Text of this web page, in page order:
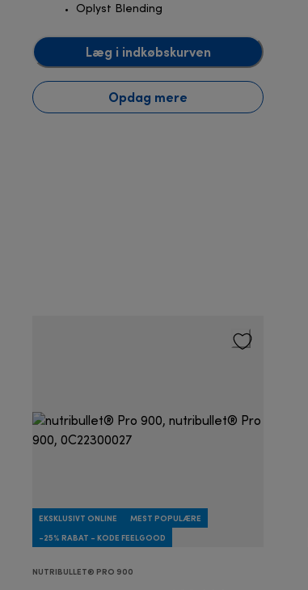
Oplyst Blending
Læg i indkøbskurven
Opdag mere
EKSKLUSIVT ONLINE
MEST POPULÆRE
-25% RABAT - KODE FEELGOOD
NUTRIBULLET® PRO 900